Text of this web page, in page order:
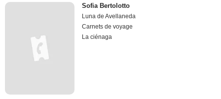
Sofia Bertolotto
Luna de Avellaneda
Carnets de voyage
La ciénaga